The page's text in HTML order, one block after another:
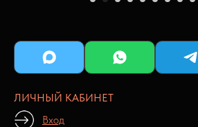
ЛИЧНЫЙ КАБИНЕТ
Вход